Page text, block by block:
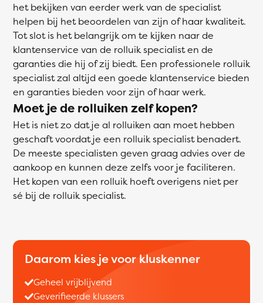
het bekijken van eerder werk van de specialist
helpen bij het beoordelen van zijn of haar kwaliteit.
Tot slot is het belangrijk om te kijken naar de
klantenservice van de rolluik specialist en de
garanties die hij of zij biedt. Een professionele rolluik
specialist zal altijd een goede klantenservice bieden
en garanties bieden voor zijn of haar werk.
Moet je de rolluiken zelf kopen?
Het is niet zo dat je al rolluiken aan moet hebben
geschaft voordat je een rolluik specialist benadert.
De meeste specialisten geven graag advies over de
aankoop en kunnen deze zelfs voor je faciliteren.
Het kopen van een rolluik hoeft overigens niet per
sé bij de rolluik specialist.
Daarom kies je voor kluskenner
Geheel vrijblijvend
Geverifieerde klussers